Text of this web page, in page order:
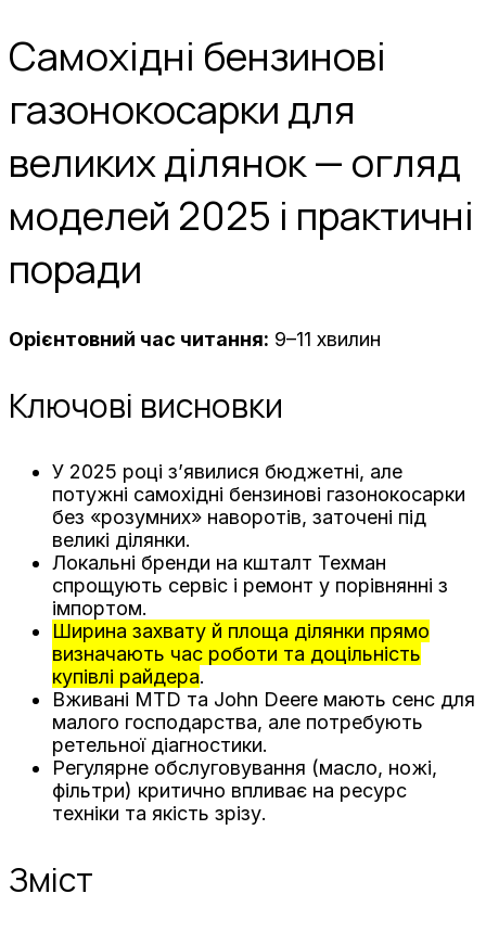
Самохідні бензинові
газонокосарки для
великих ділянок — огляд
моделей 2025 і практичні
поради
Орієнтовний час читання: 9–11 хвилин
Ключові висновки
У 2025 році з’явилися бюджетні, але
потужні самохідні бензинові газонокосарки
без «розумних» наворотів, заточені під
великі ділянки.
Локальні бренди на кшталт Техман
спрощують сервіс і ремонт у порівнянні з
імпортом.
Ширина захвату й площа ділянки прямо
визначають час роботи та доцільність
купівлі райдера.
Вживані MTD та John Deere мають сенс для
малого господарства, але потребують
ретельної діагностики.
Регулярне обслуговування (масло, ножі,
фільтри) критично впливає на ресурс
техніки та якість зрізу.
Зміст